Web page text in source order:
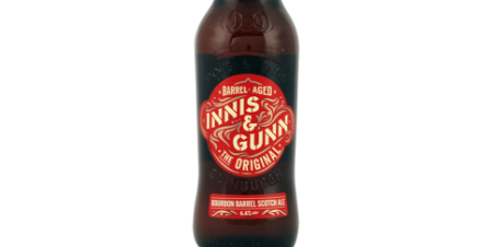
Proceso de la Cerveza
Catas de Cerveza